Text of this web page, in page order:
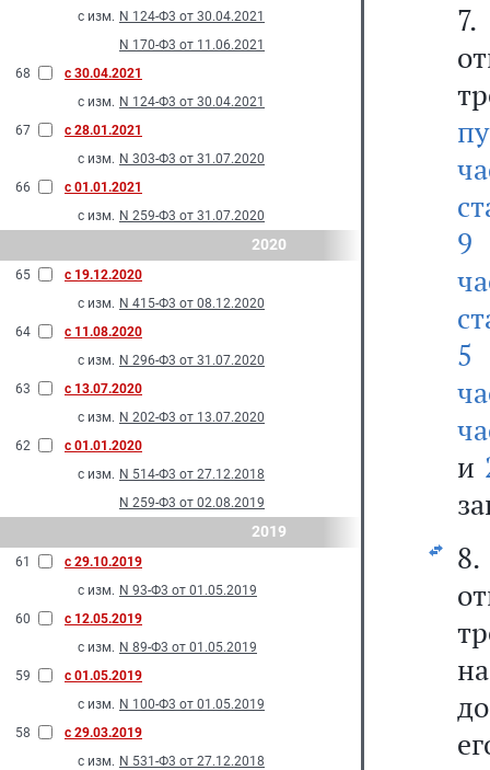
с изм. N 124-Ф3 от 30.04.2021
N 170-Ф3 от 11.06.2021
68
с 30.04.2021
с изм. N 124-Ф3 от 30.04.2021
67
с 28.01.2021
с изм. N 303-Ф3 от 31.07.2020
66
с 01.01.2021
с изм. N 259-Ф3 от 31.07.2020
2020
65
с 19.12.2020
с изм. N 415-Ф3 от 08.12.2020
64
с 11.08.2020
с изм. N 296-Ф3 от 31.07.2020
63
с 13.07.2020
с изм. N 202-Ф3 от 13.07.2020
62
с 01.01.2020
с изм. N 514-Ф3 от 27.12.2018
N 259-Ф3 от 02.08.2019
2019
61
с 29.10.2019
с изм. N 93-Ф3 от 01.05.2019
60
с 12.05.2019
с изм. N 89-Ф3 от 01.05.2019
59
с 01.05.2019
с изм. N 100-Ф3 от 01.05.2019
58
с 29.03.2019
с изм. N 531-Ф3 от 27.12.2018
9
5
и